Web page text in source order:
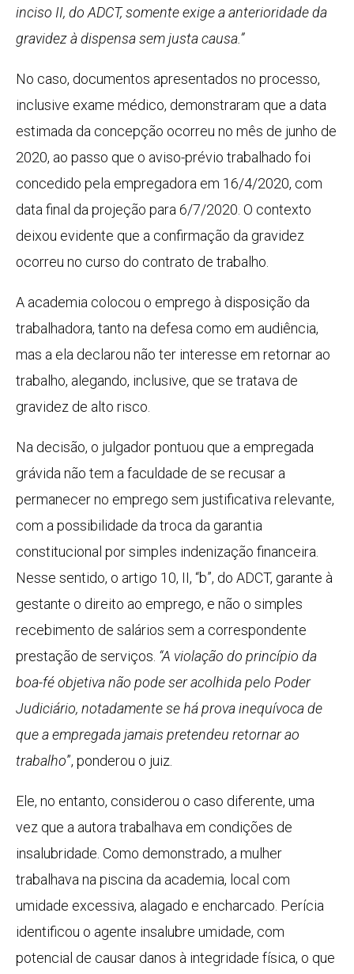
inciso II, do ADCT, somente exige a anterioridade da
gravidez à dispensa sem justa causa.”
No caso, documentos apresentados no processo,
inclusive exame médico, demonstraram que a data
estimada da concepção ocorreu no mês de junho de
2020, ao passo que o aviso-prévio trabalhado foi
concedido pela empregadora em 16/4/2020, com
data final da projeção para 6/7/2020. O contexto
deixou evidente que a confirmação da gravidez
ocorreu no curso do contrato de trabalho.
A academia colocou o emprego à disposição da
trabalhadora, tanto na defesa como em audiência,
mas a ela declarou não ter interesse em retornar ao
trabalho, alegando, inclusive, que se tratava de
gravidez de alto risco.
Na decisão, o julgador pontuou que a empregada
grávida não tem a faculdade de se recusar a
permanecer no emprego sem justificativa relevante,
com a possibilidade da troca da garantia
constitucional por simples indenização financeira.
Nesse sentido, o artigo 10, II, “b”, do ADCT, garante à
gestante o direito ao emprego, e não o simples
recebimento de salários sem a correspondente
prestação de serviços. “A violação do princípio da
boa-fé objetiva não pode ser acolhida pelo Poder
Judiciário, notadamente se há prova inequívoca de
que a empregada jamais pretendeu retornar ao
trabalho”, ponderou o juiz.
Ele, no entanto, considerou o caso diferente, uma
vez que a autora trabalhava em condições de
insalubridade. Como demonstrado, a mulher
trabalhava na piscina da academia, local com
umidade excessiva, alagado e encharcado. Perícia
identificou o agente insalubre umidade, com
potencial de causar danos à integridade física, o que